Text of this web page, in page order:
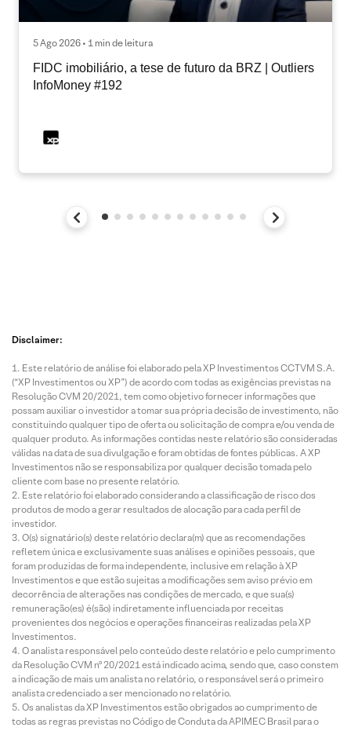
5 Ago 2026 • 1 min de leitura
FIDC imobiliário, a tese de futuro da BRZ | Outliers
InfoMoney #192
Disclaimer:
Este relatório de análise foi elaborado pela XP Investimentos CCTVM S.A.
(“XP Investimentos ou XP”) de acordo com todas as exigências previstas na
Resolução CVM 20/2021, tem como objetivo fornecer informações que
possam auxiliar o investidor a tomar sua própria decisão de investimento, não
constituindo qualquer tipo de oferta ou solicitação de compra e/ou venda de
qualquer produto. As informações contidas neste relatório são consideradas
válidas na data de sua divulgação e foram obtidas de fontes públicas. A XP
Investimentos não se responsabiliza por qualquer decisão tomada pelo
cliente com base no presente relatório.
Este relatório foi elaborado considerando a classificação de risco dos
produtos de modo a gerar resultados de alocação para cada perfil de
investidor.
O(s) signatário(s) deste relatório declara(m) que as recomendações
refletem única e exclusivamente suas análises e opiniões pessoais, que
foram produzidas de forma independente, inclusive em relação à XP
Investimentos e que estão sujeitas a modificações sem aviso prévio em
decorrência de alterações nas condições de mercado, e que sua(s)
remuneração(es) é(são) indiretamente influenciada por receitas
provenientes dos negócios e operações financeiras realizadas pela XP
Investimentos.
O analista responsável pelo conteúdo deste relatório e pelo cumprimento
da Resolução CVM nº 20/2021 está indicado acima, sendo que, caso constem
a indicação de mais um analista no relatório, o responsável será o primeiro
analista credenciado a ser mencionado no relatório.
Os analistas da XP Investimentos estão obrigados ao cumprimento de
todas as regras previstas no Código de Conduta da APIMEC Brasil para o